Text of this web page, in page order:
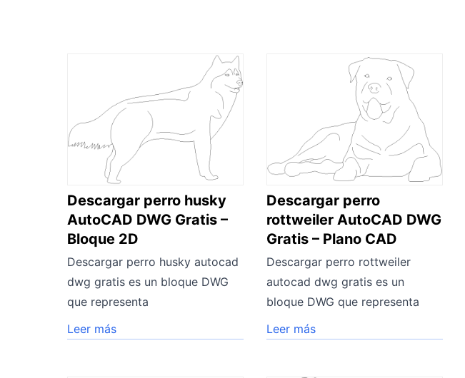
Descargar perro husky
AutoCAD DWG Gratis –
Bloque 2D
Descargar perro husky autocad
dwg gratis es un bloque DWG
que representa
Leer más
Descargar perro
rottweiler AutoCAD DWG
Gratis – Plano CAD
Descargar perro rottweiler
autocad dwg gratis es un
bloque DWG que representa
Leer más